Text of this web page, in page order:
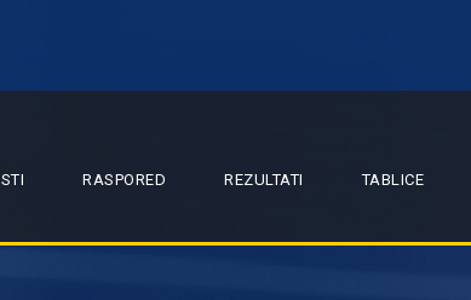
RASPORED REZULTATI TABLICE